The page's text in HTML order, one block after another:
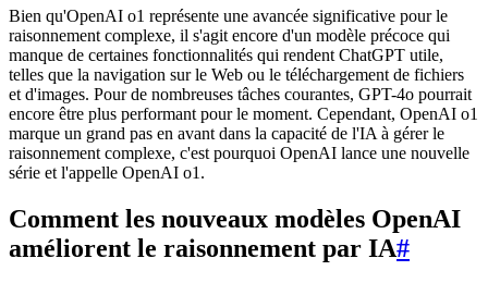
Bien qu'OpenAI o1 représente une avancée significative pour le
raisonnement complexe, il s'agit encore d'un modèle précoce qui
manque de certaines fonctionnalités qui rendent ChatGPT utile,
telles que la navigation sur le Web ou le téléchargement de fichiers
et d'images. Pour de nombreuses tâches courantes, GPT-4o pourrait
encore être plus performant pour le moment. Cependant, OpenAI o1
marque un grand pas en avant dans la capacité de l'IA à gérer le
raisonnement complexe, c'est pourquoi OpenAI lance une nouvelle
série et l'appelle OpenAI o1.
Comment les nouveaux modèles OpenAI
améliorent le raisonnement par IA#